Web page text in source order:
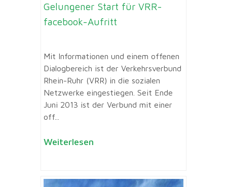
Gelungener Start für VRR-
facebook-Aufritt
Mit Informationen und einem offenen
Dialogbereich ist der Verkehrsverbund
Rhein-Ruhr (VRR) in die sozialen
Netzwerke eingestiegen. Seit Ende
Juni 2013 ist der Verbund mit einer
off...
Weiterlesen